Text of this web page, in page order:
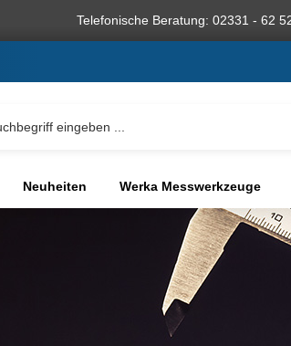
Telefonische Beratung: 02331 - 62
Neuheiten Werka Messwerkzeuge